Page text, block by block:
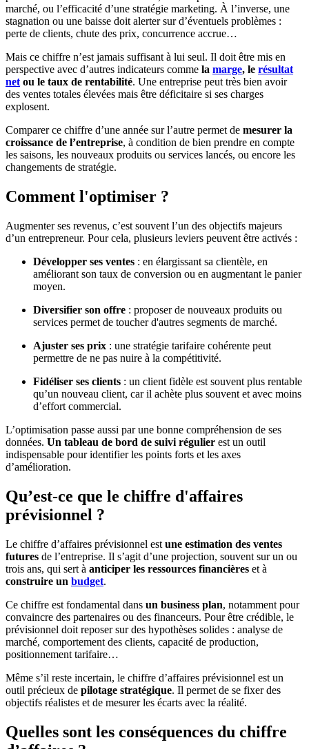
marché, ou l’efficacité d’une stratégie marketing. À l’inverse, une
stagnation ou une baisse doit alerter sur d’éventuels problèmes :
perte de clients, chute des prix, concurrence accrue…
Mais ce chiffre n’est jamais suffisant à lui seul. Il doit être mis en
perspective avec d’autres indicateurs comme la marge, le résultat
net ou le taux de rentabilité. Une entreprise peut très bien avoir
des ventes totales élevées mais être déficitaire si ses charges
explosent.
Comparer ce chiffre d’une année sur l’autre permet de mesurer la
croissance de l’entreprise, à condition de bien prendre en compte
les saisons, les nouveaux produits ou services lancés, ou encore les
changements de stratégie.
Comment l'optimiser ?
Augmenter ses revenus, c’est souvent l’un des objectifs majeurs
d’un entrepreneur. Pour cela, plusieurs leviers peuvent être activés :
Développer ses ventes : en élargissant sa clientèle, en
améliorant son taux de conversion ou en augmentant le panier
moyen.
Diversifier son offre : proposer de nouveaux produits ou
services permet de toucher d'autres segments de marché.
Ajuster ses prix : une stratégie tarifaire cohérente peut
permettre de ne pas nuire à la compétitivité.
Fidéliser ses clients : un client fidèle est souvent plus rentable
qu’un nouveau client, car il achète plus souvent et avec moins
d’effort commercial.
L’optimisation passe aussi par une bonne compréhension de ses
données. Un tableau de bord de suivi régulier est un outil
indispensable pour identifier les points forts et les axes
d’amélioration.
Qu’est-ce que le chiffre d'affaires
prévisionnel ?
Le chiffre d’affaires prévisionnel est une estimation des ventes
futures de l’entreprise. Il s’agit d’une projection, souvent sur un ou
trois ans, qui sert à anticiper les ressources financières et à
construire un budget.
Ce chiffre est fondamental dans un business plan, notamment pour
convaincre des partenaires ou des financeurs. Pour être crédible, le
prévisionnel doit reposer sur des hypothèses solides : analyse de
marché, comportement des clients, capacité de production,
positionnement tarifaire…
Même s’il reste incertain, le chiffre d’affaires prévisionnel est un
outil précieux de pilotage stratégique. Il permet de se fixer des
objectifs réalistes et de mesurer les écarts avec la réalité.
Quelles sont les conséquences du chiffre